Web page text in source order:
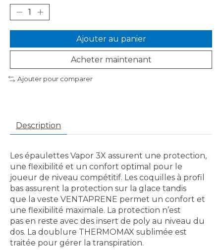
Ajouter au panier
Acheter maintenant
Ajouter pour comparer
Description
Les épaulettes Vapor 3X assurent une protection,
une flexibilité et un confort optimal pour le
joueur de niveau compétitif. Les coquilles à profil
bas assurent la protection sur la glace tandis
que la veste VENTAPRENE permet un confort et
une flexibilité maximale. La protection n’est
pas en reste avec des insert de poly au niveau du
dos. La doublure THERMOMAX sublimée est
traitée pour gérer la transpiration.